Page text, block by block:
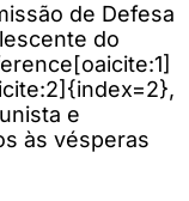
de Defesa
do
e
às vésperas